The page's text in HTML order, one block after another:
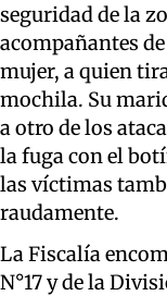
seguridad de la
acompañantes
mujer, a quien
mochila. Su
a otro de los
la fuga con el
las víctimas
raudamente.
La Fiscalía
N°17 y de la